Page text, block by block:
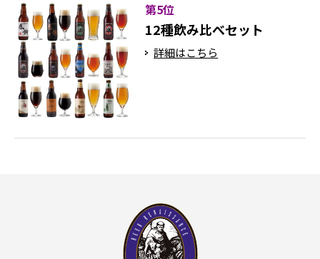
第5位
12種飲み比べセット
詳細はこちら